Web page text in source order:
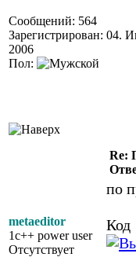
Сообщений: 564
Зарегистрирован: 04.
2006
Пол:
metaeditor
1c++ power user
Отсутствует
Re:
по
Код